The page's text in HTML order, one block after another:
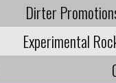
Dirter
Experimental